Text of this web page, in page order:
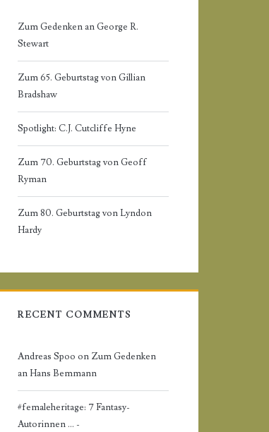
:
Zum Gedenken an George R.
Stewart
Zum 65. Geburtstag von Gillian
Bradshaw
Spotlight: C.J. Cutcliffe Hyne
Zum 70. Geburtstag von Geoff
Ryman
Zum 80. Geburtstag von Lyndon
Hardy
RECENT COMMENTS
Andreas Spoo on Zum Gedenken
an Hans Bemmann
#femaleheritage: 7 Fantasy-
Autorinnen ... -